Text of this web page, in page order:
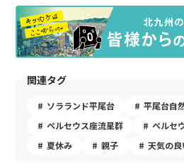
関連タグ
ソラランド平尾台
平尾台自
ペルセウス座流星群
ペルセ
夏休み
親子 天気の